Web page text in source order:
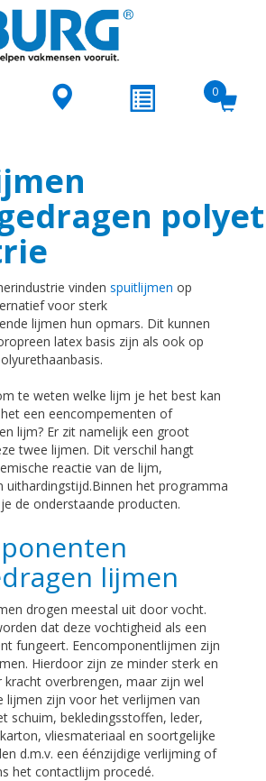
0
vinden spuitlijmen op
voor sterk
lijmen hun opmars. Dit kunnen
latex basis zijn als ook op
te weten welke lijm je het best kan
een eencompementen of
lijm? Er zit namelijk een groot
twee lijmen. Dit verschil hangt
reactie van de lijm,
uithardingstijd.Binnen het programma
de onderstaande producten.
lijmen
drogen meestal uit door vocht.
dat deze vochtigheid als een
fungeert. Eencomponentlijmen zijn
Hierdoor zijn ze minder sterk en
kracht overbrengen, maar zijn wel
lijmen zijn voor het verlijmen van
schuim, bekledingsstoffen, leder,
vliesmateriaal en soortgelijke
d.m.v. een éénzijdige verlijming of
het contactlijm procedé.